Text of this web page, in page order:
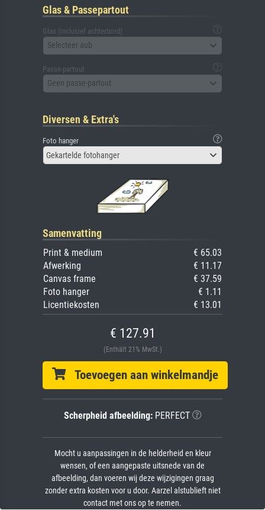
Glas & Passepartout
Glas (inclusief achterbord)
Selecteer aub
Passe-partout
Geen passe-partout
Diversen & Extra's
Foto hanger
Gekartelde fotohanger
Samenvatting
Print & medium
€ 65.03
Afwerking
€ 11.17
Canvas frame
€ 37.59
Foto hanger
€ 1.11
Licentiekosten
€ 13.01
€ 127.91
(Enthält 21% MwSt.)
Toevoegen aan winkelmandje
Scherpheid afbeelding:PERFECT
Mocht u aanpassingen in de helderheid en kleur
wensen, of een aangepaste uitsnede van de
afbeelding, dan voeren wij deze wijzigingen graag
zonder extra kosten voor u door. Aarzel alstublieft niet
contact met ons op te nemen.